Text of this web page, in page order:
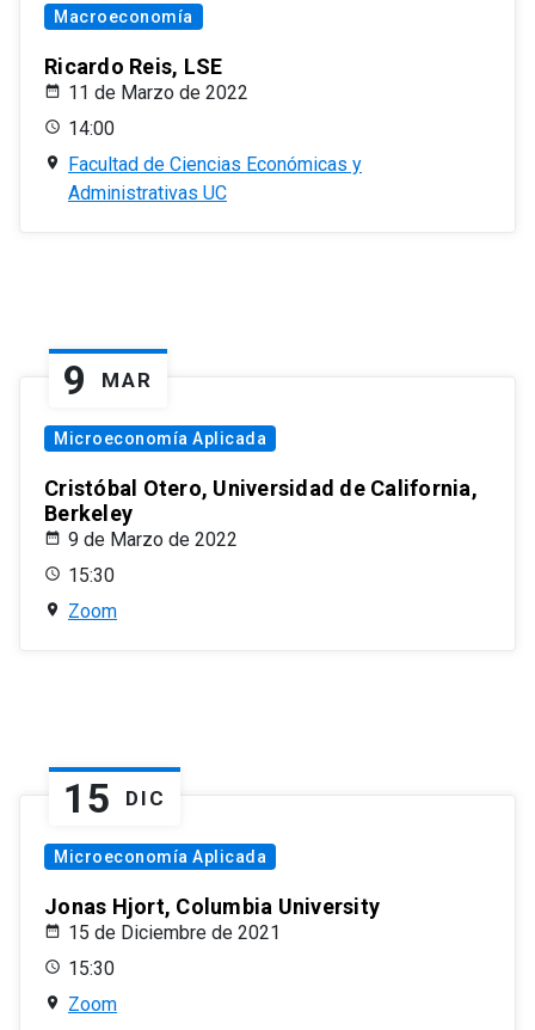
Macroeconomía
Ricardo Reis, LSE
11 de Marzo de 2022
14:00
Facultad de Ciencias Económicas y
Administrativas UC
9 MAR
Microeconomía Aplicada
Cristóbal Otero, Universidad de California,
Berkeley
9 de Marzo de 2022
15:30
Zoom
15 DIC
Microeconomía Aplicada
Jonas Hjort, Columbia University
15 de Diciembre de 2021
15:30
Zoom